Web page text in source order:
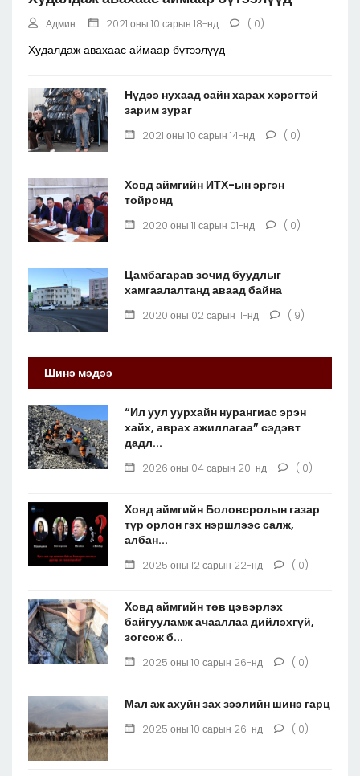
Админ: 2021 оны 10 сарын 18-нд ( 0)
Худалдаж авахаас аймаар бүтээлүүд
Нүдээ нухаад сайн харах хэрэгтэй
зарим зураг
2021 оны 10 сарын 14-нд ( 0)
Ховд аймгийн ИТХ-ын эргэн
тойронд
2020 оны 11 сарын 01-нд ( 0)
Цамбагарав зочид буудлыг
хамгаалалтанд аваад байна
2020 оны 02 сарын 11-нд ( 9)
Шинэ мэдээ
“Ил уул уурхайн нурангиас эрэн
хайх, аврах ажиллагаа” сэдэвт
дадл...
2026 оны 04 сарын 20-нд ( 0)
Ховд аймгийн Боловсролын газар
түр орлон гэх нэршлээс салж,
албан...
2025 оны 12 сарын 22-нд ( 0)
Ховд аймгийн төв цэвэрлэх
байгууламж ачааллаа дийлэхгүй,
зогсож б...
2025 оны 10 сарын 26-нд ( 0)
Мал аж ахуйн зах зээлийн шинэ гарц
2025 оны 10 сарын 26-нд ( 0)